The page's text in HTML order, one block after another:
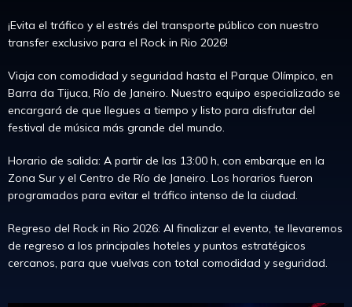
¡Evita el tráfico y el estrés del transporte público con nuestro
transfer exclusivo para el Rock in Rio 2026!
Viaja con comodidad y seguridad hasta el Parque Olímpico, en
Barra da Tijuca, Río de Janeiro. Nuestro equipo especializado se
encargará de que llegues a tiempo y listo para disfrutar del
festival de música más grande del mundo.
Horario de salida: A partir de las 13:00 h, con embarque en la
Zona Sur y el Centro de Río de Janeiro. Los horarios fueron
programados para evitar el tráfico intenso de la ciudad.
Regreso del Rock in Rio 2026: Al finalizar el evento, te llevaremos
de regreso a los principales hoteles y puntos estratégicos
cercanos, para que vuelvas con total comodidad y seguridad.